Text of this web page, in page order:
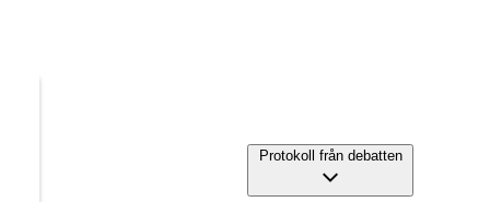
Protokoll från debatten